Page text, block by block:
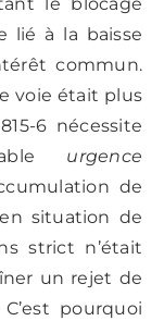
lié à la baisse
commun.
voie était plus
6 nécessite
urgence
de
en situation de
strict n’était
un rejet de
pourquoi